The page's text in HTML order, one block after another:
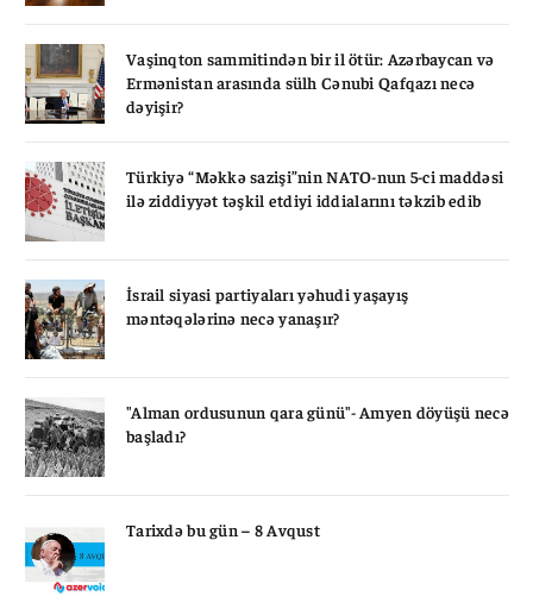
Vaşinqton sammitindən bir il ötür: Azərbaycan və
Ermənistan arasında sülh Cənubi Qafqazı necə
dəyişir?
Türkiyə “Məkkə sazişi”nin NATO-nun 5-ci maddəsi
ilə ziddiyyət təşkil etdiyi iddialarını təkzib edib
İsrail siyasi partiyaları yəhudi yaşayış
məntəqələrinə necə yanaşır?
"Alman ordusunun qara günü"- Amyen döyüşü necə
başladı?
Tarixdə bu gün – 8 Avqust